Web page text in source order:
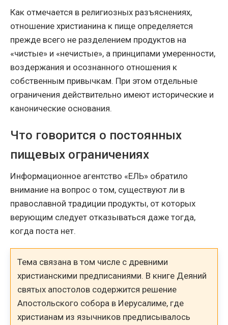
Как отмечается в религиозных разъяснениях,
отношение христианина к пище определяется
прежде всего не разделением продуктов на
«чистые» и «нечистые», а принципами умеренности,
воздержания и осознанного отношения к
собственным привычкам. При этом отдельные
ограничения действительно имеют исторические и
канонические основания.
Что говорится о постоянных
пищевых ограничениях
Информационное агентство «ЕЛЬ» обратило
внимание на вопрос о том, существуют ли в
православной традиции продукты, от которых
верующим следует отказываться даже тогда,
когда поста нет.
Тема связана в том числе с древними
христианскими предписаниями. В книге Деяний
святых апостолов содержится решение
Апостольского собора в Иерусалиме, где
христианам из язычников предписывалось